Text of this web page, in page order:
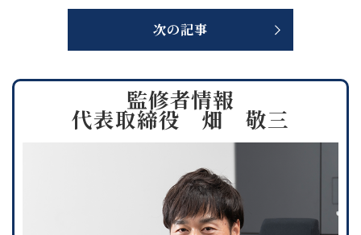
次の記事
監修者情報
代表取締役 畑 敬三